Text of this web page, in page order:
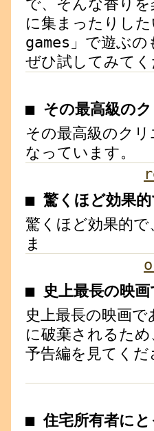
で、そんな香り
に集まったりし
games」で遊ぶ
ぜひ試してみて
■ その最高級の
その最高級のク
なっています。
■ 驚くほど効果
驚くほど効果的
ま
■ 史上最長の映
史上最長の映画
に破棄されるた
予告編を見てくだ
■ 住宅所有者にと